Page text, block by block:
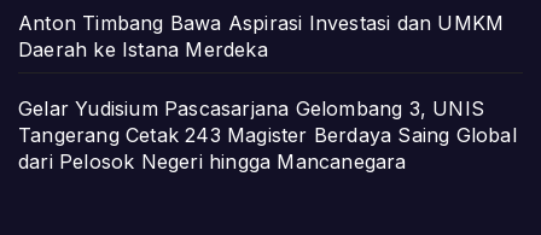
Anton Timbang Bawa Aspirasi Investasi dan UMKM
Daerah ke Istana Merdeka
Gelar Yudisium Pascasarjana Gelombang 3, UNIS
Tangerang Cetak 243 Magister Berdaya Saing Global
dari Pelosok Negeri hingga Mancanegara